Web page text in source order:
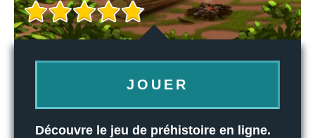
JOUER
Découvre le jeu de préhistoire en ligne.